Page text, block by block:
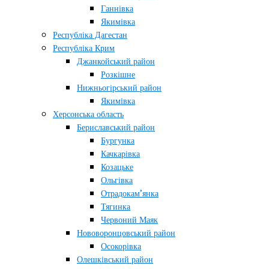
Ганнівка
Якимівка
Республіка Дагестан
Республіка Крим
Джанкойський район
Розкішне
Нижньогірський район
Якимівка
Херсонська область
Бериславський район
Бургунка
Качкарівка
Козацьке
Ольгівка
Отрадокам’янка
Тягинка
Червоний Маяк
Нововоронцовський район
Осокорівка
Олешківський район